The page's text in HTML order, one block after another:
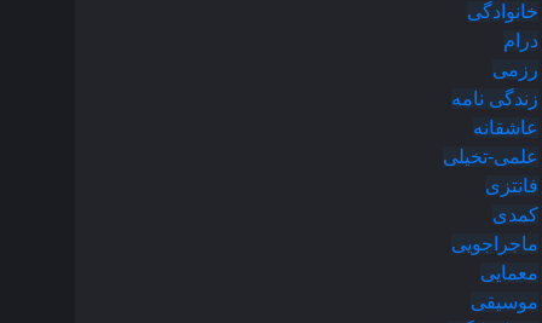
خانوادگی
درام
رزمی
زندگی نامه
عاشقانه
علمی-تخیلی
فانتزی
کمدی
ماجراجویی
معمایی
موسیقی